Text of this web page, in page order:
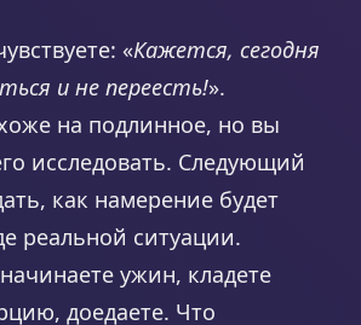
«Кажется, сегодня
и не переесть!».
на подлинное, но вы
исследовать. Следующий
как намерение будет
реальной ситуации.
ужин, кладете
доедаете. Что